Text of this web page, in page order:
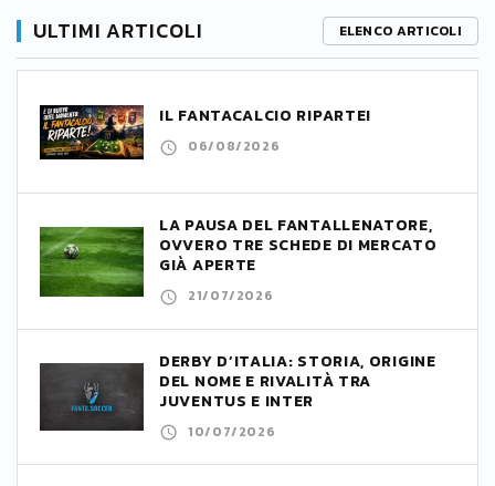
ULTIMI ARTICOLI ELENCO ARTICOLI
IL FANTACALCIO RIPARTE!
06/08/2026
LA PAUSA DEL FANTALLENATORE,
OVVERO TRE SCHEDE DI MERCATO
GIÀ APERTE
21/07/2026
DERBY D’ITALIA: STORIA, ORIGINE
DEL NOME E RIVALITÀ TRA
JUVENTUS E INTER
10/07/2026